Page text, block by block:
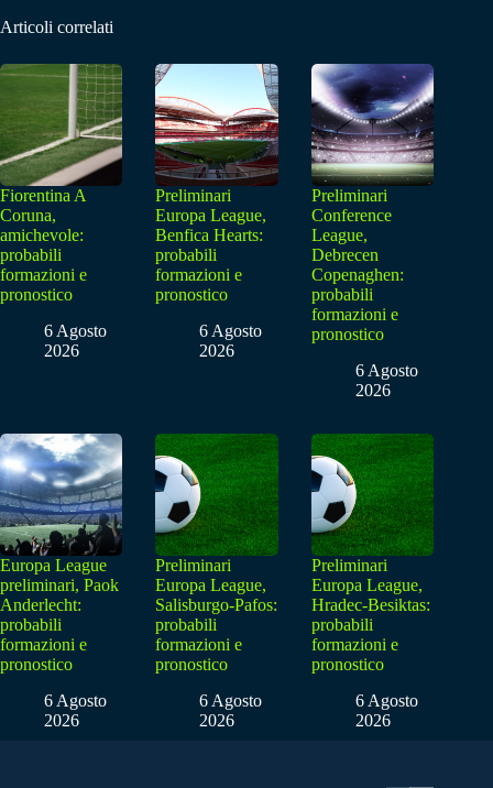
Articoli correlati
Fiorentina A
Coruna,
amichevole:
probabili
formazioni e
pronostico
6 Agosto
2026
Preliminari
Europa League,
Benfica Hearts:
probabili
formazioni e
pronostico
6 Agosto
2026
Preliminari
Conference
League,
Debrecen
Copenaghen:
probabili
formazioni e
pronostico
6 Agosto
2026
Europa League
preliminari, Paok
Anderlecht:
probabili
formazioni e
pronostico
6 Agosto
2026
Preliminari
Europa League,
Salisburgo-Pafos:
probabili
formazioni e
pronostico
6 Agosto
2026
Preliminari
Europa League,
Hradec-Besiktas:
probabili
formazioni e
pronostico
6 Agosto
2026